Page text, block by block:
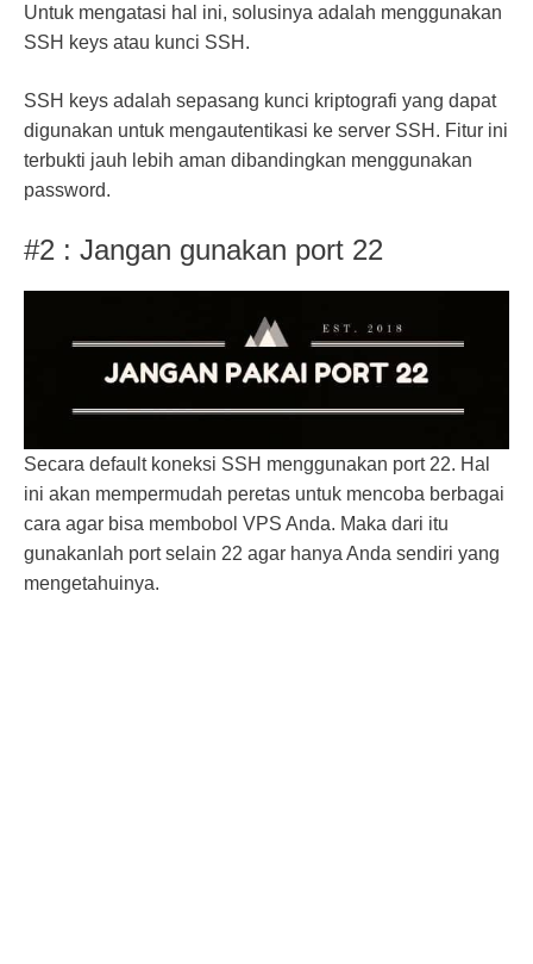
Untuk mengatasi hal ini, solusinya adalah menggunakan
SSH keys atau kunci SSH.
SSH keys adalah sepasang kunci kriptografi yang dapat
digunakan untuk mengautentikasi ke server SSH. Fitur ini
terbukti jauh lebih aman dibandingkan menggunakan
password.
#2 : Jangan gunakan port 22
Secara default koneksi SSH menggunakan port 22. Hal
ini akan mempermudah peretas untuk mencoba berbagai
cara agar bisa membobol VPS Anda. Maka dari itu
gunakanlah port selain 22 agar hanya Anda sendiri yang
mengetahuinya.